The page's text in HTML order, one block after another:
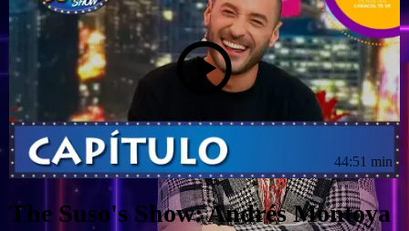
44:51 min
The Suso's Show: Andrés Montoya